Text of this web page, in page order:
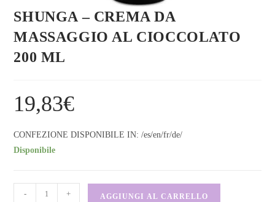
SHUNGA – CREMA DA
MASSAGGIO AL CIOCCOLATO
200 ML
19,83€
CONFEZIONE DISPONIBILE IN: /es/en/fr/de/
Disponibile
- + AGGIUNGI AL CARRELLO